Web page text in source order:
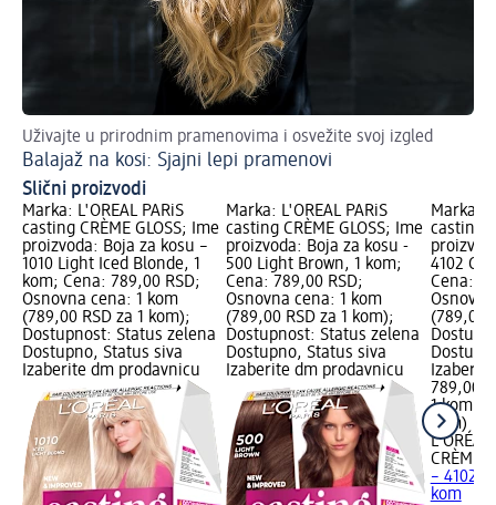
Uživajte u prirodnim pramenovima i osvežite svoj izgled
Balajaž na kosi: Sjajni lepi pramenovi
Slični proizvodi
Marka: L'ORÉAL PARiS
casting CRÈME GLOSS; Ime
proizvoda: Boja za kosu –
1010 Light Iced Blonde, 1
kom; Cena: 789,00 RSD;
Osnovna cena: 1 kom
(789,00 RSD za 1 kom);
Dostupnost: Status zelena
Dostupno, Status siva
Izaberite dm prodavnicu
Marka: L'ORÉAL PARiS
casting CRÈME GLOSS; Ime
proizvoda: Boja za kosu -
500 Light Brown, 1 kom;
Cena: 789,00 RSD;
Osnovna cena: 1 kom
(789,00 RSD za 1 kom);
Dostupnost: Status zelena
Dostupno, Status siva
Izaberite dm prodavnicu
Marka:
casting
4102
Cena:
(789,00
789,00
1 kom
kom)
CRÈME
– 4102
kom